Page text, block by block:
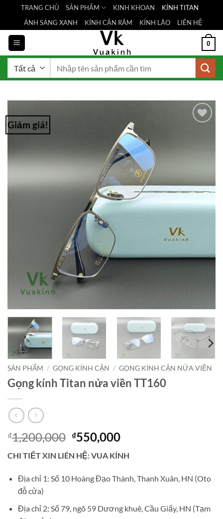
nội
dung
TRANG CHỦ SẢN PHẨM KINH KHOAN
KÍNH TITAN
ÁNH SÁNG XANH
KÍNH CẬN RÂM KÍNH LÃO LIÊN HỆ
0
Giảm giá!
SẢN PHẨM / GỌNG KÍNH CẬN / GỌNG KÍNH CẬN NỬA VIỀN
Gọng kính Titan nửa viền TT160
₫1,200,000 Giá
gốc
là:
₫1,200,000.
₫550,000Giá
tại
là:
₫550,000.
CHI TIẾT XIN LIÊN HỆ: VUA KÍNH
Địa chỉ 1: Số 10 Hoàng Đạo Thành, Thanh Xuân, HN (Oto
đỗ cửa)
Địa chỉ 2: Số 79, ngõ 59 Dương khuê, Cầu Giấy, HN (Tạm